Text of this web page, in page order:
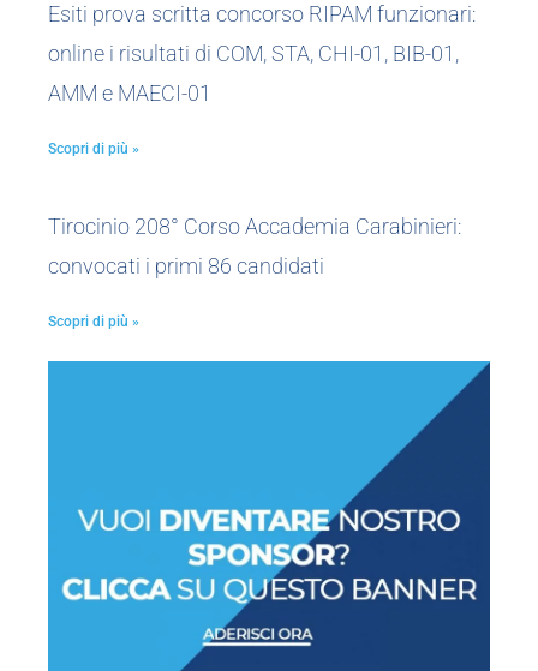
Esiti prova scritta concorso RIPAM funzionari:
online i risultati di COM, STA, CHI-01, BIB-01,
AMM e MAECI-01
Scopri di più »
Tirocinio 208° Corso Accademia Carabinieri:
convocati i primi 86 candidati
Scopri di più »